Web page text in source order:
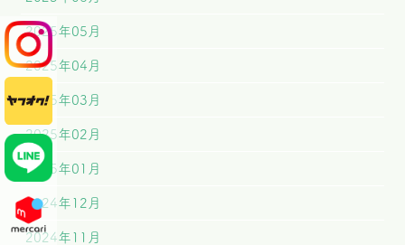
2025年05月
2025年04月
2025年03月
2025年02月
2025年01月
2024年12月
2024年11月